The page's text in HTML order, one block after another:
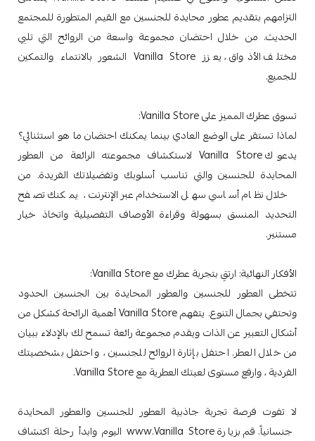
التزامهم بتقديم عطور محايدة للجنسين مع القيم المتطورة للمجتمع
الحديث. من خلال احتضان مجموعة واسعة من الروائح التي تلبي
مختلف الأذواق ، يعزز Vanilla Store الشعور بالانتماء والتمكين
للجميع.
تسوق عطرك المميز على Vanilla Store:
لماذا تستقر على الوضع العادي بينما يمكنك احتضان ما هو استثنائي؟
يدعوك Vanilla Store لاستكشاف مجموعته الرائعة من العطور
المحايدة للجنسين والتي تناسب أسلوبك وتفضيلاتك الفريدة. من
خلال نظام أساسي سهل الاستخدام عبر الإنترنت ، يمكنك تصفح
التحديد المنسق بسهولة وقراءة الأوصاف التفصيلية واتخاذ خيار
مستنير.
الأفكار النهائية: ارتقِ بتجربة عطرك مع Vanilla Store:
تتخطى العطور للجنسين والعطور المحايدة بين الجنسين الحدود
وتحتفي بجمال التنوع. يتفهم Vanilla Store أهمية الرائحة كشكل من
أشكال التعبير عن الذات ويقدم مجموعة رائعة تسمح لك بالإدلاء ببيان
من خلال العطر. احتفل بإثارة الروائح للجنسين ، واحتفل بشخصيتك
الفردية ، وارفع مستوى لعبتك العطرية مع Vanilla Store.
لا تفوت فرصة تجربة جاذبية العطور للجنسين والعطور المحايدة
جنسانياً. قم بزيارة www.Vanilla Store اليوم وابدأ رحلة اكتشاف